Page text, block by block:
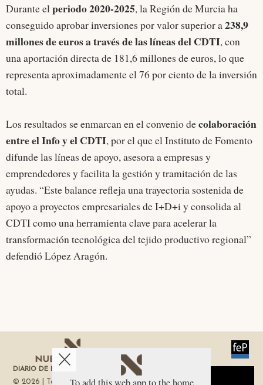
Durante elperiodo 2020-2025, la Región de Murcia ha
conseguido aprobar inversiones por valor superior a238,9
millones de euros a través de las líneas del CDTI, con
una aportación directa de 181,6 millones de euros, lo que
representa aproximadamente el 76 por ciento de la inversión
total.
Los resultados se enmarcan en el convenio decolaboración
entre el Info y el CDTI, por el que el Instituto de Fomento
difunde las líneas de apoyo, asesora a empresas y
emprendedores y facilita la gestión y tramitación de las
ayudas. “Este balance refleja una trayectoria sostenida de
apoyo a proyectos empresariales de I+D+i y consolida al
CDTI como una herramienta clave para acelerar la
transformación tecnológica del tejido productivo regional”
defendió López Aragón.
DIARIO DE ECONOMÍA DE LA REGIÓN DE MURCIA
© 2026 | Todos los derechos reservados
Aviso sobre el Uso de cookies: